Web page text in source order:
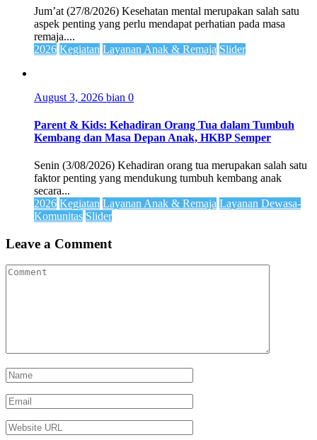
Jum’at (27/8/2026) Kesehatan mental merupakan salah satu
aspek penting yang perlu mendapat perhatian pada masa
remaja....
2026 Kegiatan Layanan Anak & Remaja Slider
August 3, 2026 bian 0
Parent & Kids: Kehadiran Orang Tua dalam Tumbuh
Kembang dan Masa Depan Anak, HKBP Semper
Senin (3/08/2026) Kehadiran orang tua merupakan salah satu
faktor penting yang mendukung tumbuh kembang anak
secara...
2026 Kegiatan Layanan Anak & Remaja Layanan Dewasa-
Komunitas Slider
Leave a Comment